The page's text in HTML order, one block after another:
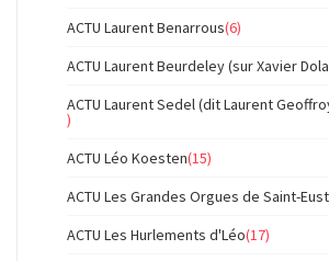
ACTU Laurent Benarrous(6)
ACTU Laurent Beurdeley (sur Xavier
ACTU Laurent Sedel (dit Laurent
)
ACTU Léo Koesten(15)
ACTU Les Grandes Orgues de Saint-
ACTU Les Hurlements d'Léo(17)